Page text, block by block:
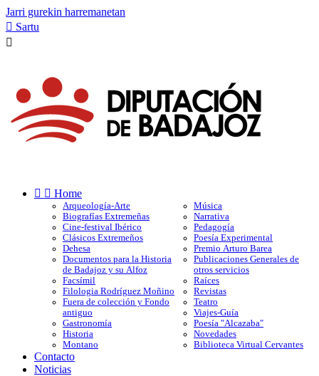
Jarri gurekin harremanetan
 Sartu

  Home
Arqueología-Arte
Biografías Extremeñas
Cine-festival Ibérico
Clásicos Extremeños
Dehesa
Documentos para la Historia
de Badajoz y su Alfoz
Facsímil
Filologia Rodríguez Moñino
Fuera de colección y Fondo
antiguo
Gastronomía
Historia
Montano
Música
Narrativa
Pedagogía
Poesía Experimental
Premio Arturo Barea
Publicaciones Generales de
otros servicios
Raíces
Revistas
Teatro
Viajes-Guía
Poesía "Alcazaba"
Novedades
Biblioteca Virtual Cervantes
Contacto
Noticias